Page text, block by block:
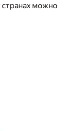
странах можно